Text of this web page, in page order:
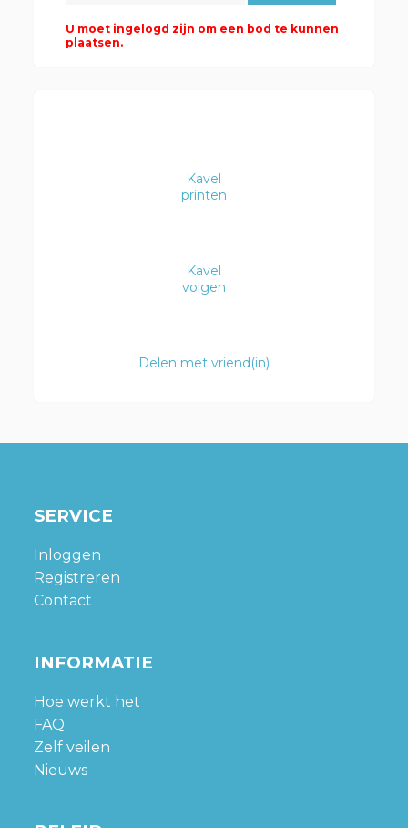
U moet ingelogd zijn om een bod te kunnen
plaatsen.
Kavel
printen
Kavel
volgen
Delen met vriend(in)
SERVICE
Inloggen
Registreren
Contact
INFORMATIE
Hoe werkt het
FAQ
Zelf veilen
Nieuws